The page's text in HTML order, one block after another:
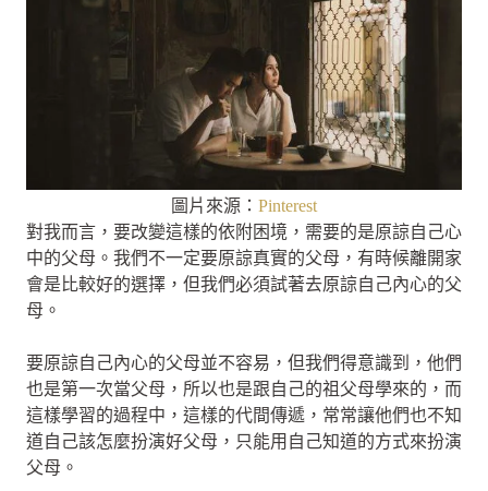
圖片來源： Pinterest
對我而言，要改變這樣的依附困境，需要的是原諒自己心
中的父母。我們不一定要原諒真實的父母，有時候離開家
會是比較好的選擇，但我們必須試著去原諒自己內心的父
母。
要原諒自己內心的父母並不容易，但我們得意識到，他們
也是第一次當父母，所以也是跟自己的祖父母學來的，而
這樣學習的過程中，這樣的代間傳遞，常常讓他們也不知
道自己該怎麼扮演好父母，只能用自己知道的方式來扮演
父母。